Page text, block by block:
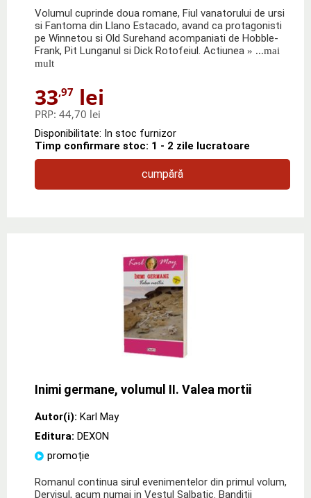
Volumul cuprinde doua romane, Fiul vanatorului de ursi
si Fantoma din Llano Estacado, avand ca protagonisti
pe Winnetou si Old Surehand acompaniati de Hobble-
Frank, Pit Lunganul si Dick Rotofeiul. Actiunea » ...mai
mult
33,97 lei
PRP: 44,70 lei
Disponibilitate: In stoc furnizor
Timp confirmare stoc: 1 - 2 zile lucratoare
cumpără
Inimi germane, volumul II. Valea mortii
Autor(i): Karl May
Editura: DEXON
promoție
Romanul continua sirul evenimentelor din primul volum,
Dervisul, acum numai in Vestul Salbatic. Banditii